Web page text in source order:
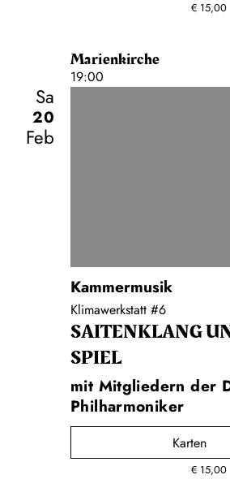
€ 15,00
Marienkirche
19:00
Sa
20
Feb
Kammermusik
Klimawerkstatt #6
SAITEN­KLANG
SPIEL
mit Mitgliedern der
Philharmoniker
Karten
€ 15,00